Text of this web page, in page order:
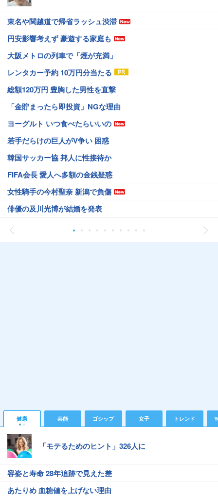
東名や関越道で帰省ラッシュ渋滞
円安影響考えず 豪遊する家庭も
大阪メトロの列車で「煙が充満」
レンタカー予約 10万円分当たる
総額120万円 豊胸した男性を直撃
「金貯まったら即投資」NGな理由
ヨーグルト いつ食べたらいいの
若手だらけの巨人がV争い 困惑
韓国サッカー協 邦人に性接待か
FIFA会長 愛人へ多額の金銭疑惑
女性騎手の今村聖奈 新潟で負傷
俳優の及川光博が結婚を発表
健康 芸能 ゴシップ 女子 トレンド
「モテるためのヒント」326人に
容姿と寿命 28年追跡で見えた差
あたりめ 血糖値を上げない理由